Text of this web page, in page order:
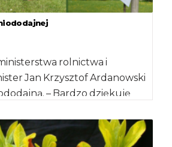
rolnictwa i
Jan Krzysztof Ardanowski
– Bardzo dziękuję